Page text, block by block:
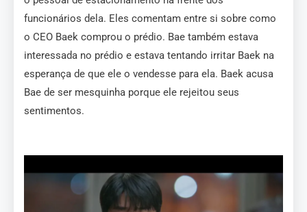
funcionários dela. Eles comentam entre si sobre como
o CEO Baek comprou o prédio. Bae também estava
interessada no prédio e estava tentando irritar Baek na
esperança de que ele o vendesse para ela. Baek acusa
Bae de ser mesquinha porque ele rejeitou seus
sentimentos.